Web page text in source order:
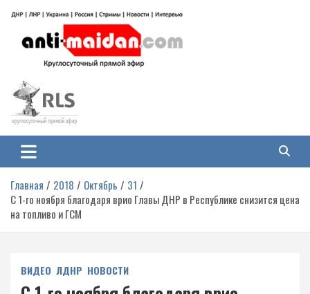
содержимому
Антимайдан: Гражданская война
на Украине
гражданской войне на Украине, включая события в Новороссии, ДНР,
ЛНР и других регионах.
Главная 2018 Октябрь
31
С 1-го ноября благодаря врио Главы ДНР в Республике снизится цена
на топливо и ГСМ
ВИДЕО ЛДНР НОВОСТИ